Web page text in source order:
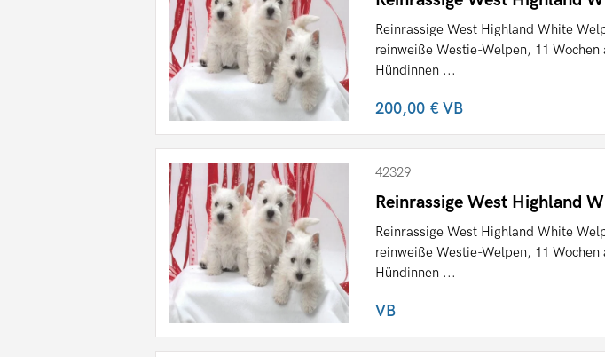
Reinrassige West Highland White
reinweiße Westie-Welpen, 11 Wochen
Hündinnen ...
200,00 €VB
42329
Reinrassige West Highland
Reinrassige West Highland White
reinweiße Westie-Welpen, 11 Wochen
Hündinnen ...
VB